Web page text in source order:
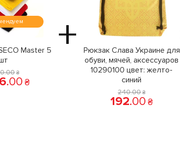
+
Master 5
.00 ₴
.00 ₴
Рюкзак Слава Украине для
обуви, мячей, аксессуаров
10290100 цвет: желто-
синий
240.00 ₴
192.00 ₴